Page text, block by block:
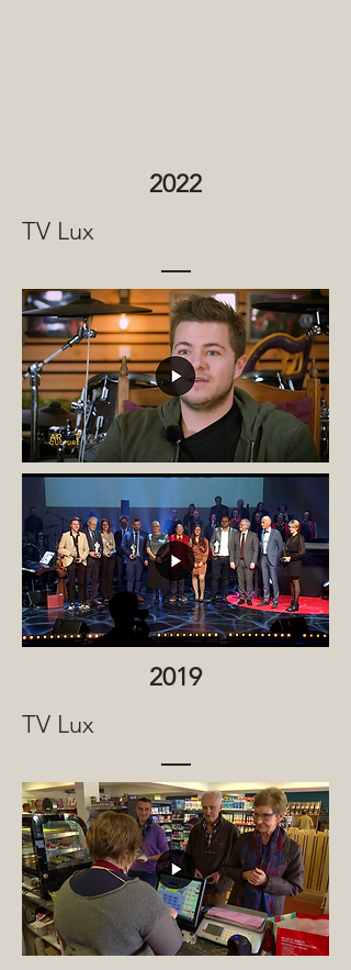
2022
TV Lux
2019
TV Lux